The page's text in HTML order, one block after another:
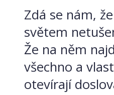
Zdá se nám,
světem
Že na něm
všechno a
otevírají